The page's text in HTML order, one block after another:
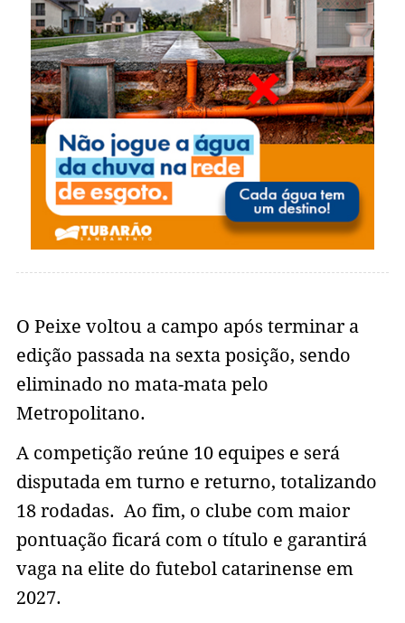
O Peixe voltou a campo após terminar a
edição passada na sexta posição, sendo
eliminado no mata-mata pelo
Metropolitano.
A competição reúne 10 equipes e será
disputada em turno e returno, totalizando
18 rodadas. Ao fim, o clube com maior
pontuação ficará com o título e garantirá
vaga na elite do futebol catarinense em
2027.